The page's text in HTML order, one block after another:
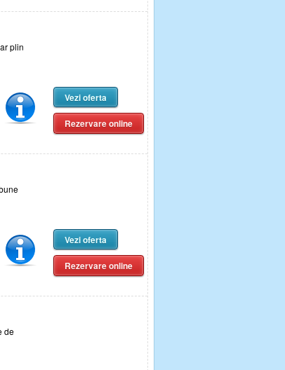
plin
Vezi oferta
Rezervare online
Vezi oferta
Rezervare online
de